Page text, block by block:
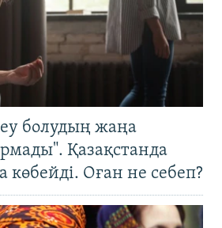
болудың жаңа
Қазақстанда
көбейді. Оған не себеп?